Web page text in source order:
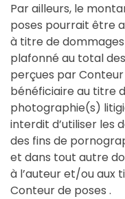
Par ailleurs, le
poses pourrait être
à titre de
plafonné au total
perçues par
bénéficiaire au titre
photographie(s)
interdit d’utiliser les
des fins de
et dans tout autre
à l’auteur et/ou aux
Conteur de poses .